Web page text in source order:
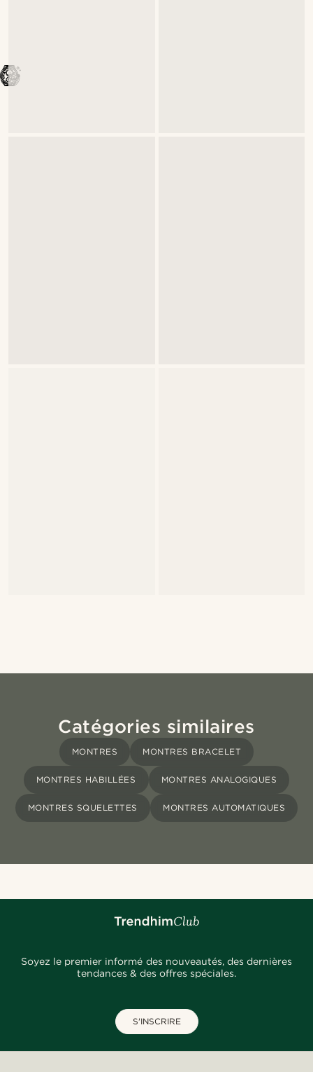
Catégories similaires
MONTRES MONTRES BRACELET
MONTRES HABILLÉES MONTRES ANALOGIQUES
MONTRES SQUELETTES MONTRES AUTOMATIQUES
Soyez le premier informé des nouveautés, des dernières
tendances & des offres spéciales.
S'INSCRIRE